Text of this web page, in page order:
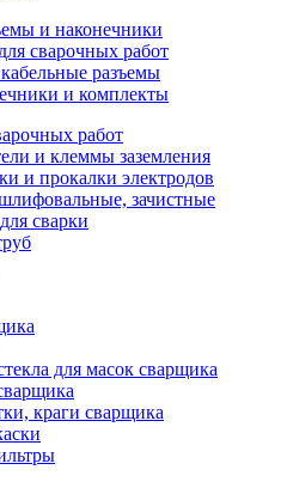
и наконечники
сварочных работ
разъемы
и комплекты
работ
и клеммы заземления
и прокалки электродов
зачистные
сварки
для масок сварщика
краги сварщика